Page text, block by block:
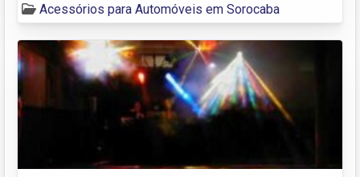
Acessórios para Automóveis em Sorocaba